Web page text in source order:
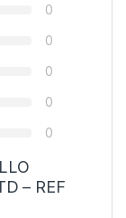
0
0
0
0
0
– REF